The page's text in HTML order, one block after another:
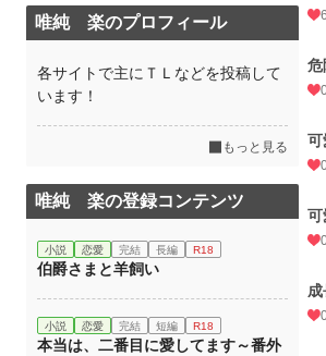
6
唯純 楽のプロフィール
各サイトで主にＴＬなどを投稿して
います！
もっと見る
唯純 楽の登録コンテンツ
小説 恋愛 完結 長編 R18
伯爵さまと羊飼い
小説 恋愛 完結 短編 R18
本当は、二番目に愛してます～番外